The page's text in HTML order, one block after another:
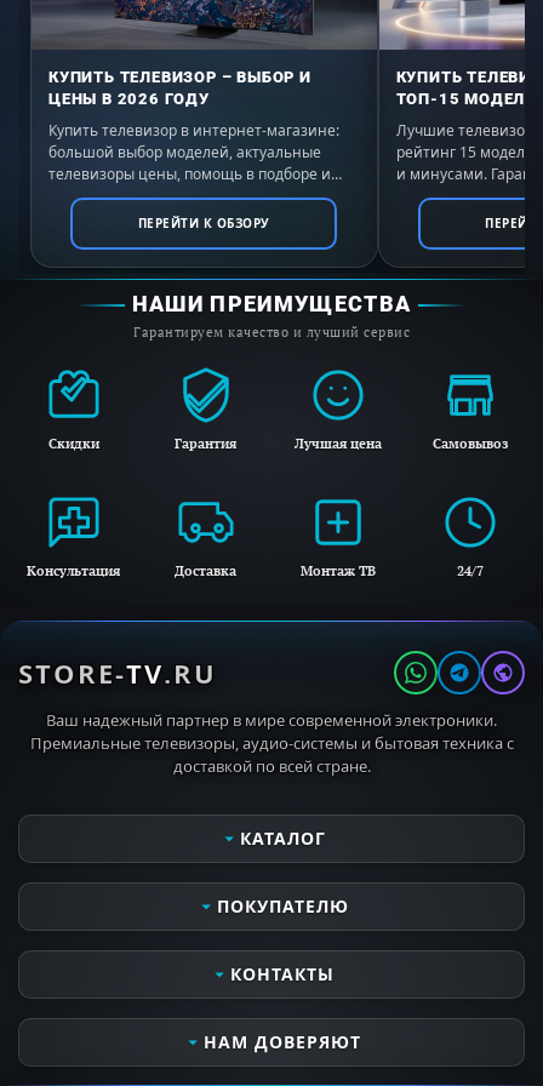
правление максимально упрощает
управление индукционной варочной панели
Миле CS7612FL. Цифровой дисплей помогает
быстро установить нужную мощность или
включить полезные функции. Вы без труда
сможете установить 1из 9 мощностей
конфорки.
Ключевые преимущества:
Автоматика закипания
Объединение зон нагрева
Функция восстановления параметров
КУПИТЬ ТЕЛЕВИЗОР – ВЫБОР И
ЦЕНЫ В 2026 ГОДУ
Купить телевизор в интернет-магазине:
большой выбор моделей, актуальные
телевизоры цены, помощь в подборе и
выгодные условия покупки с доставкой по
всей России.ПЕРЕЙТИ К ОБЗОРУ
КУПИТЬ
ТОП-15
Лучшие телевизоры
рейтинг 15
и минусами.
России. Выбирайте
НАШИ ПРЕИМУЩЕСТВА
Гарантируем качество и лучший сервис
Скидки Гарантия Лучшая цена Самовывоз
Консультация Доставка Монтаж ТВ 24/7
STORE-TV.RU
Ваш надежный партнер в мире современной электроники.
Премиальные телевизоры, аудио-системы и бытовая техника с
доставкой по всей стране.
КАТАЛОГ
Телевизоры
Мониторы
Аудио- видеотехника
Кронштейны для ТВ
MIELE OUTDOOR
Бытовая техника
ПОКУПАТЕЛЮ
Сервисные услуги
Оплата и получение заказа
Контактная информация
Доставка и самовывоз
Все о компании
КОНТАКТЫ
НАМ ДОВЕРЯЮТ